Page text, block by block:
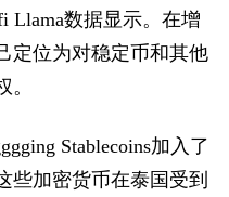
Llama数据显示。在增
定位为对稳定币和其他
Stablecoins加入了
些加密货币在泰国受到